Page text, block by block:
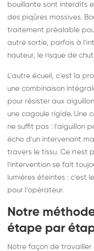
bouillante sont interdits
des piqûres massives.
traitement préalable
autre sortie, parfois à
hauteur, le risque de
L'autre écueil, c'est la
une combinaison
pour résister aux
une cagoule rigide. Une
ne suffit pas : l'aiguillon
écho d'un intervenant
travers le tissu. Ce n'est
l'intervention se fait
lumières éteintes : c'est
pour l'opérateur.
Notre
étape par
Notre façon de